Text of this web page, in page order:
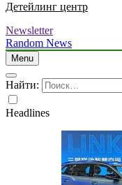
Детейлинг центр
Newsletter
Random News
Menu
Найти:
Headlines